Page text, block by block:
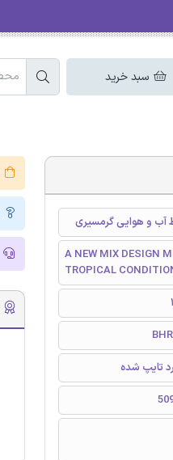
سبد خرید
آب و هوایی گرمسیری
A NEW MIX DESIGN
TROPICAL
تایپ شده